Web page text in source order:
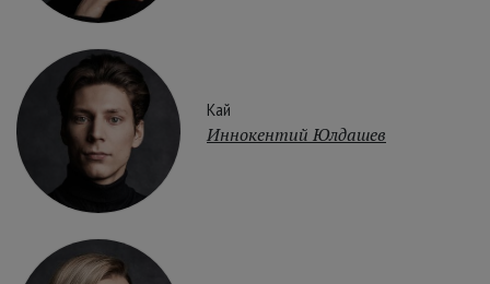
Кай
Иннокентий Юлдашев